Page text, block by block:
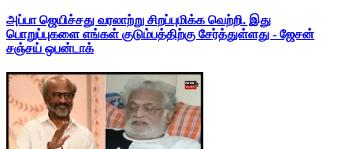
அப்பா ஜெயிச்சது வரலாற்று சிறப்புமிக்க வெற்றி. இது
பொறுப்புகளை எங்கள் குடும்பத்திற்கு சேர்த்துள்ளது - ஜேசன்
சஞ்சய் ஒபன்டாக்